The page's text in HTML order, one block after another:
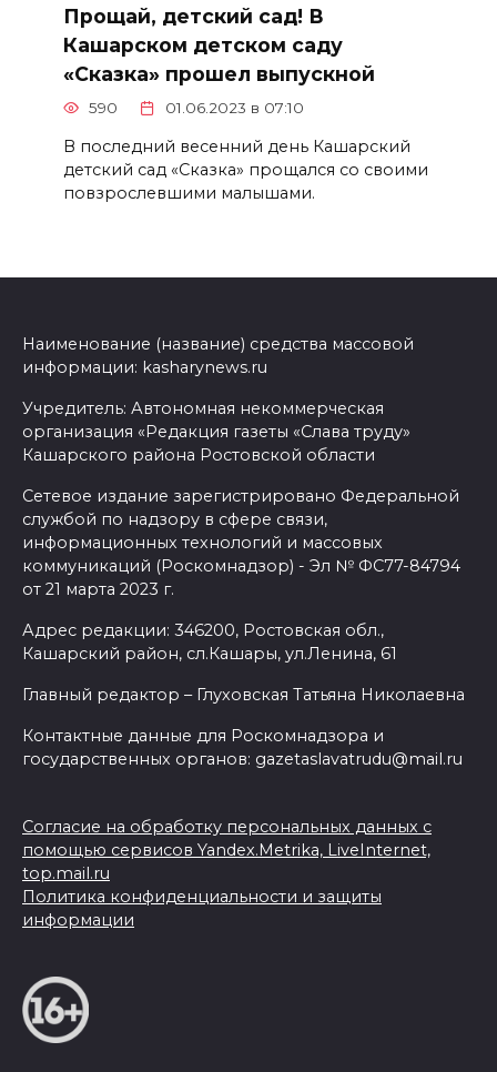
Прощай, детский сад! В
Кашарском детском саду
«Сказка» прошел выпускной
590 01.06.2023 в 07:10
В последний весенний день Кашарский
детский сад «Сказка» прощался со своими
повзрослевшими малышами.
Наименование (название) средства массовой
информации: kasharynews.ru
Учредитель: Автономная некоммерческая
организация «Редакция газеты «Слава труду»
Кашарского района Ростовской области
Сетевое издание зарегистрировано Федеральной
службой по надзору в сфере связи,
информационных технологий и массовых
коммуникаций (Роскомнадзор) - Эл № ФС77-84794
от 21 марта 2023 г.
Адрес редакции: 346200, Ростовская обл.,
Кашарский район, сл.Кашары, ул.Ленина, 61
Главный редактор – Глуховская Татьяна Николаевна
Контактные данные для Роскомнадзора и
государственных органов: gazetaslavatrudu@mail.ru
Согласие на обработку персональных данных с
помощью сервисов Yandex.Metrika, LiveInternet,
top.mail.ru
Политика конфиденциальности и защиты
информации